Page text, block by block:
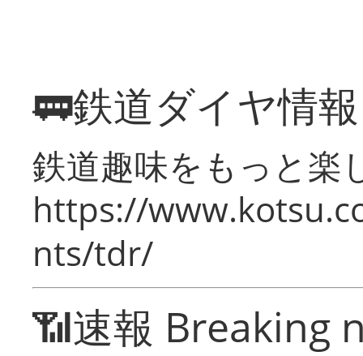
🚃鉄道ダイヤ情
鉄道趣味をもっと楽
https://
nts/tdr/
📶速報 Breaking